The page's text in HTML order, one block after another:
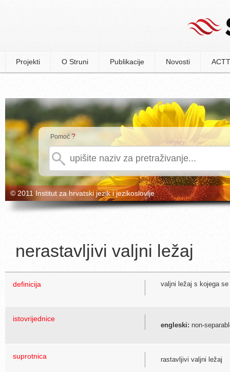
Projekti O Struni Publikacije Novosti
Pomoć ?
© 2011 Institut za hrvatski jezik i jezikoslovlje
nerastavljivi valjni ležaj
definicija valjni ležaj s kojega
istovrijednice
engleski: non-
suprotnica rastavljivi valjni ležaj